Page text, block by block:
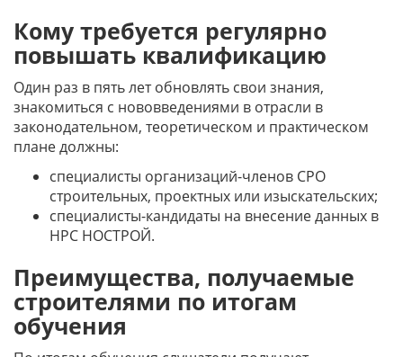
Кому требуется регулярно
повышать квалификацию
Один раз в пять лет обновлять свои знания,
знакомиться с нововведениями в отрасли в
законодательном, теоретическом и практическом
плане должны:
специалисты организаций-членов СРО
строительных, проектных или изыскательских;
специалисты-кандидаты на внесение данных в
НРС НОСТРОЙ.
Преимущества, получаемые
строителями по итогам
обучения